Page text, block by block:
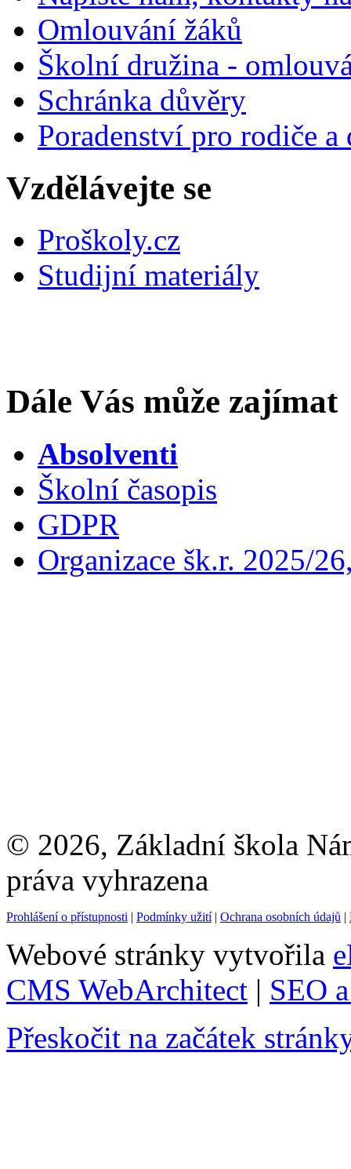
Omlouvání žáků
Školní družina -
Schránka důvěry
Poradenství pro rodiče
Vzdělávejte se
Proškoly.cz
Studijní materiály
Dále Vás může zajímat
Absolventi
Školní časopis
GDPR
Organizace šk.r. 2025/
© 2026, Základní škola
práva vyhrazena
Prohlášení o přístupnosti | Podmínky užití| Ochrana osobních údajů |
Webové stránky vytvořila
CMS WebArchitect | SEO
Přeskočit na začátek